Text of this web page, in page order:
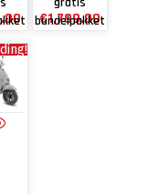
bundelpakket
€1,799.00